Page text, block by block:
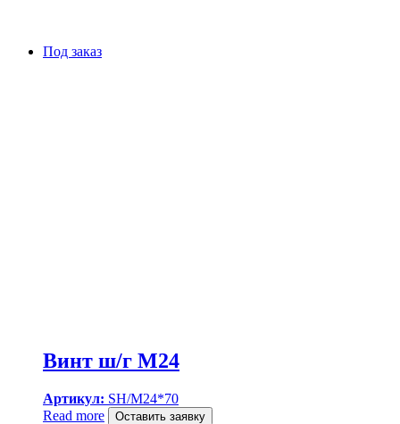
Под заказ
Винт ш/г M24
Артикул: SH/M24*70
Read more
Оставить заявку